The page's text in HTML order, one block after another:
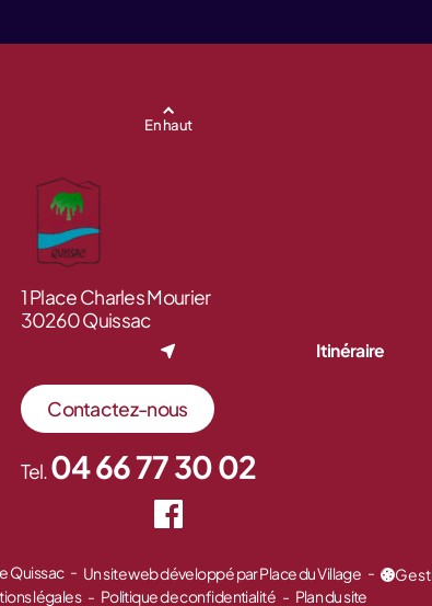
En haut
1 Place Charles Mourier
30260 Quissac
Itinéraire
Contactez-nous
Tel.04 66 77 30 02
Quissac Un site web développé par Place du Village
légales
Politique de confidentialité Plan du site